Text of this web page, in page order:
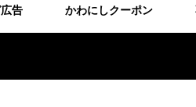
告 かわにしクーポン